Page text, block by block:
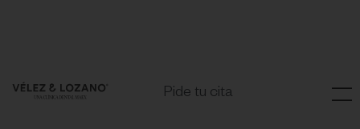
Pide tu cita